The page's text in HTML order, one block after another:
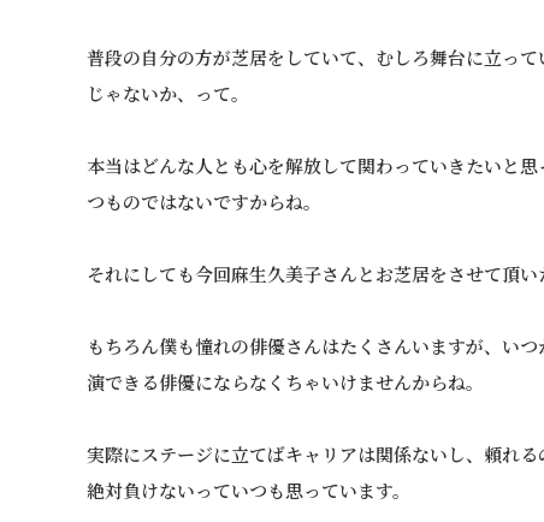
普段の自分の方が芝居をしていて、むしろ舞台に立っ
じゃないか、って。
本当はどんな人とも心を解放して関わっていきたいと
つものではないですからね。
それにしても今回麻生久美子さんとお芝居をさせて頂
もちろん僕も憧れの俳優さんはたくさんいますが、い
演できる俳優にならなくちゃいけませんからね。
実際にステージに立てばキャリアは関係ないし、頼れ
絶対負けないっていつも思っています。